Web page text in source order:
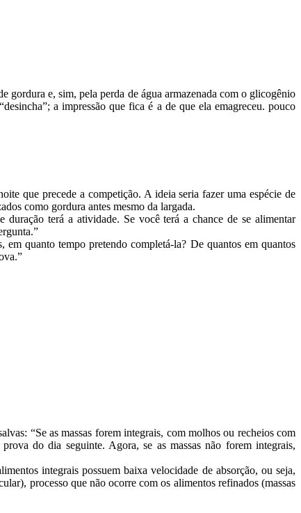
gordura e, sim, pela perda de água armazenada com o glicogênio
a impressão que fica é a de que ela emagreceu. pouco
que precede a competição. A ideia seria fazer uma espécie de
como gordura antes mesmo da largada.
terá a atividade. Se você terá a chance de se alimentar
quanto tempo pretendo completá-la? De quantos em quantos
“Se as massas forem integrais, com molhos ou recheios com
do dia seguinte. Agora, se as massas não forem integrais,
integrais possuem baixa velocidade de absorção, ou seja,
processo que não ocorre com os alimentos refinados (massas